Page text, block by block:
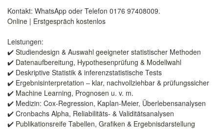
Kontakt: WhatsApp oder Telefon 0176 97408009.
Online | Erstgespräch kostenlos
Leistungen:
✔️ Studiendesign & Auswahl geeigneter statistischer Methoden
✔️ Datenaufbereitung, Hypothesenprüfung & Modellwahl
✔️ Deskriptive Statistik & inferenzstatistische Tests
✔️ Ergebnisinterpretation – klar, nachvollziehbar & prüfungssicher
✔️ Machine Learning, Prognosen u. v. m.
✔️ Medizin: Cox-Regression, Kaplan-Meier, Überlebensanalysen
✔️ Cronbachs Alpha, Reliabilitäts- & Validitätsanalysen
✔️ Publikationsreife Tabellen, Grafiken & Ergebnisdarstellung